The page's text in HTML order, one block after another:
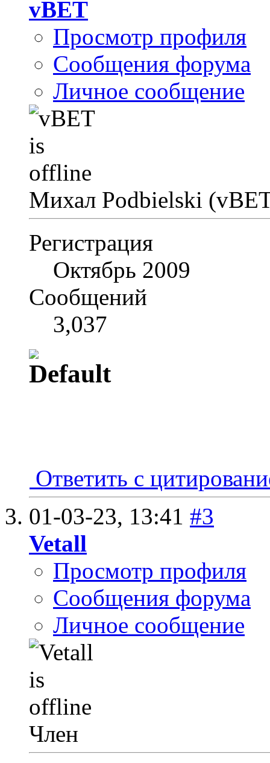
vBET
Просмотр профиля
Сообщения форума
Личное сообщение
Михал Podbielski
Регистрация
Октябрь 2009
Сообщений
3,037
Ответить с
01-03-23, 13:41 #3
Vetall
Просмотр профиля
Сообщения форума
Личное сообщение
Член